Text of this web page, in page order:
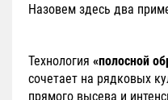
Назовем здесь два
Технология «полосной
сочетает на рядковых
прямого высева и